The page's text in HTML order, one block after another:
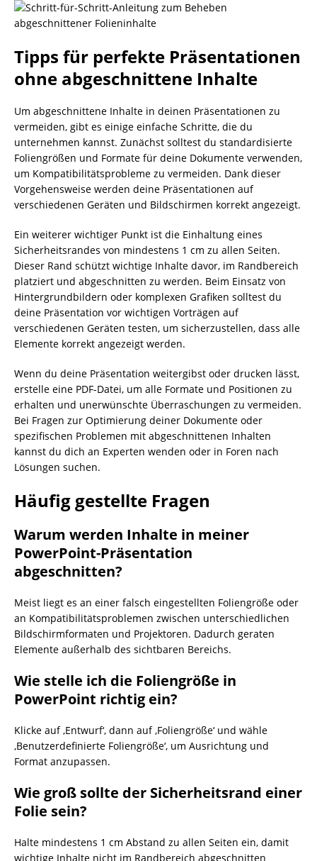
Tipps für perfekte Präsentationen
ohne abgeschnittene Inhalte
Um abgeschnittene Inhalte in deinen Präsentationen zu
vermeiden, gibt es einige einfache Schritte, die du
unternehmen kannst. Zunächst solltest du standardisierte
Foliengrößen und Formate für deine Dokumente verwenden,
um Kompatibilitätsprobleme zu vermeiden. Dank dieser
Vorgehensweise werden deine Präsentationen auf
verschiedenen Geräten und Bildschirmen korrekt angezeigt.
Ein weiterer wichtiger Punkt ist die Einhaltung eines
Sicherheitsrandes von mindestens 1 cm zu allen Seiten.
Dieser Rand schützt wichtige Inhalte davor, im Randbereich
platziert und abgeschnitten zu werden. Beim Einsatz von
Hintergrundbildern oder komplexen Grafiken solltest du
deine Präsentation vor wichtigen Vorträgen auf
verschiedenen Geräten testen, um sicherzustellen, dass alle
Elemente korrekt angezeigt werden.
Wenn du deine Präsentation weitergibst oder drucken lässt,
erstelle eine PDF-Datei, um alle Formate und Positionen zu
erhalten und unerwünschte Überraschungen zu vermeiden.
Bei Fragen zur Optimierung deiner Dokumente oder
spezifischen Problemen mit abgeschnittenen Inhalten
kannst du dich an Experten wenden oder in Foren nach
Lösungen suchen.
Häufig gestellte Fragen
Warum werden Inhalte in meiner
PowerPoint-Präsentation
abgeschnitten?
Meist liegt es an einer falsch eingestellten Foliengröße oder
an Kompatibilitätsproblemen zwischen unterschiedlichen
Bildschirmformaten und Projektoren. Dadurch geraten
Elemente außerhalb des sichtbaren Bereichs.
Wie stelle ich die Foliengröße in
PowerPoint richtig ein?
Klicke auf ‚Entwurf‘, dann auf ‚Foliengröße‘ und wähle
‚Benutzerdefinierte Foliengröße‘, um Ausrichtung und
Format anzupassen.
Wie groß sollte der Sicherheitsrand einer
Folie sein?
Halte mindestens 1 cm Abstand zu allen Seiten ein, damit
wichtige Inhalte nicht im Randbereich abgeschnitten